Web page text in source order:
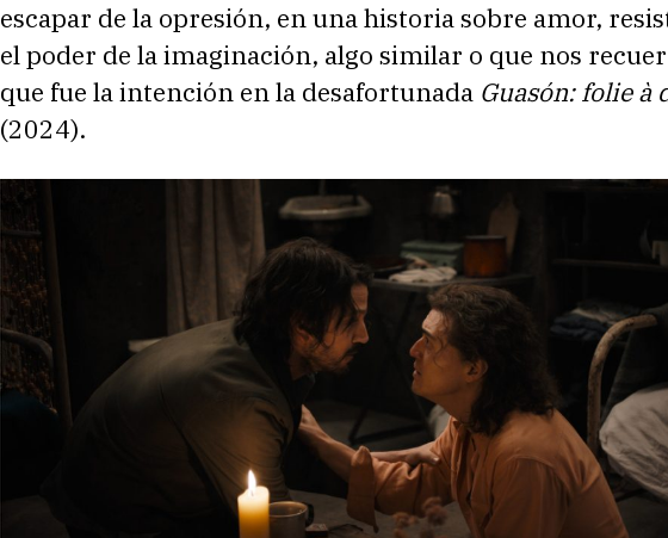
escapar de la opresión, en una historia sobre amor,
el poder de la imaginación, algo similar o que nos
que fue la intención en la desafortunada Guasón: folie à
(2024).